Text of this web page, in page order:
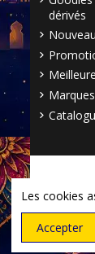
dérivés
Marques
Les cookies
Accepter